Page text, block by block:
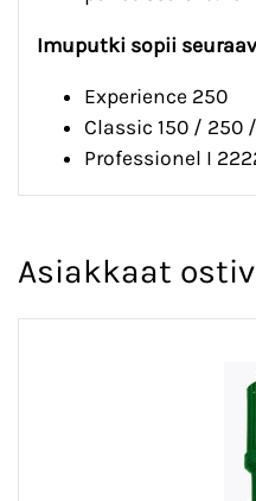
Imuputki sopii
Experience 250
Classic 150 / 250
Professionel I
Asiakkaat